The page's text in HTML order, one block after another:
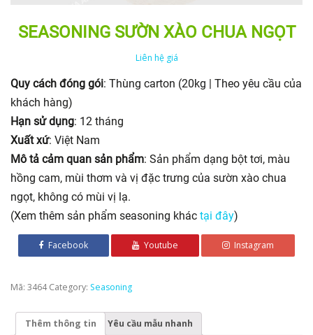
SEASONING SƯỜN XÀO CHUA NGỌT
Liên hệ giá
Quy cách đóng gói: Thùng carton (20kg | Theo yêu cầu của
khách hàng)
Hạn sử dụng: 12 tháng
Xuất xứ: Việt Nam
Mô tả cảm quan sản phẩm: Sản phẩm dạng bột tơi, màu
hồng cam, mùi thơm và vị đặc trưng của sườn xào chua
ngọt, không có mùi vị lạ.
(Xem thêm sản phẩm seasoning khác tại đây)
Facebook Youtube Instagram
Mã: 3464 Category: Seasoning
Thêm thông tin Yêu cầu mẫu nhanh